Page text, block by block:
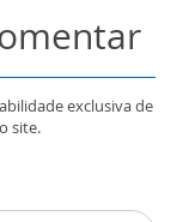
exclusiva de
site.